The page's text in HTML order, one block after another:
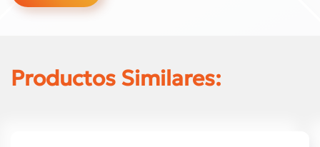
Productos Similares: